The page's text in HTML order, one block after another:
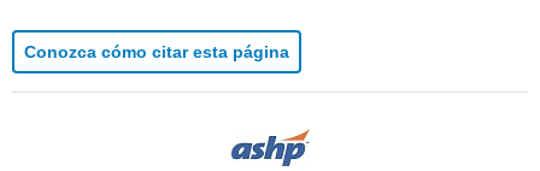
Conozca cómo citar esta página